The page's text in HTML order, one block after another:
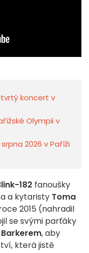
koncert v
Olympii v
2026 v Paříži
182 fanoušky
a kytaristy Toma
2015 (nahradil
se svými parťáky
, aby
která jistě